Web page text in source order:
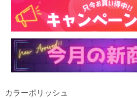
カラーポリッシュ